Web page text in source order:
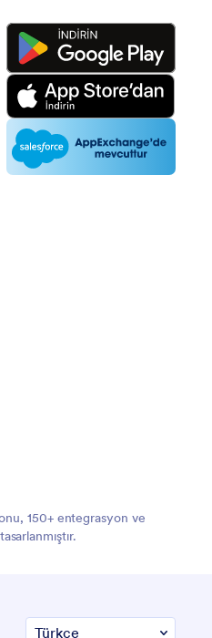
150+ entegrasyon ve